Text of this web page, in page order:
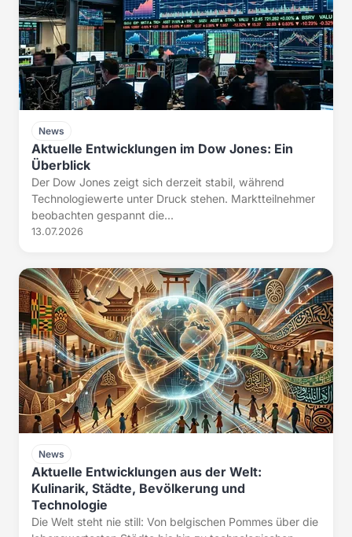
News
Aktuelle Entwicklungen im Dow Jones: Ein
Überblick
Der Dow Jones zeigt sich derzeit stabil, während
Technologiewerte unter Druck stehen. Marktteilnehmer
beobachten gespannt die...
13.07.2026
News
Aktuelle Entwicklungen aus der Welt:
Kulinarik, Städte, Bevölkerung und
Technologie
Die Welt steht nie still: Von belgischen Pommes über die